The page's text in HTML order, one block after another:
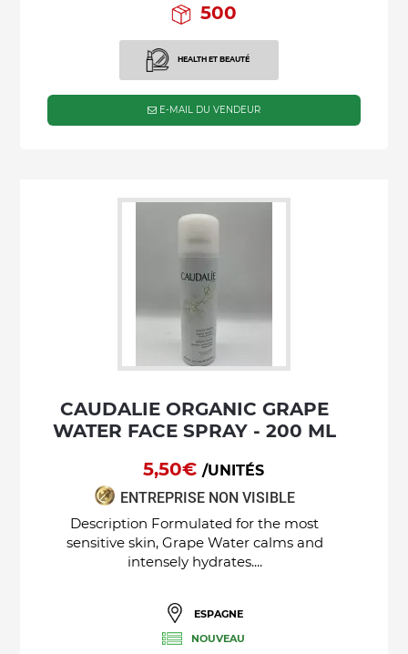
500
HEALTH ET BEAUTÉ
E-MAIL DU VENDEUR
CAUDALIE ORGANIC GRAPE
WATER FACE SPRAY - 200 ML
5,50€/UNITÉS
ENTREPRISE NON VISIBLE
Description Formulated for the most
sensitive skin, Grape Water calms and
intensely hydrates....
ESPAGNE
NOUVEAU